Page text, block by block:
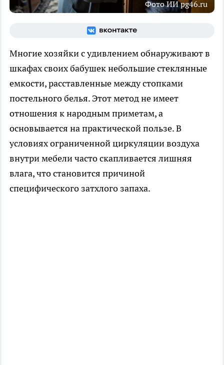
Фото ИИ pg46.ru
Многие хозяйки с удивлением обнаруживают в
шкафах своих бабушек небольшие стеклянные
емкости, расставленные между стопками
постельного белья. Этот метод не имеет
отношения к народным приметам, а
основывается на практической пользе. В
условиях ограниченной циркуляции воздуха
внутри мебели часто скапливается лишняя
влага, что становится причиной
специфического затхлого запаха.